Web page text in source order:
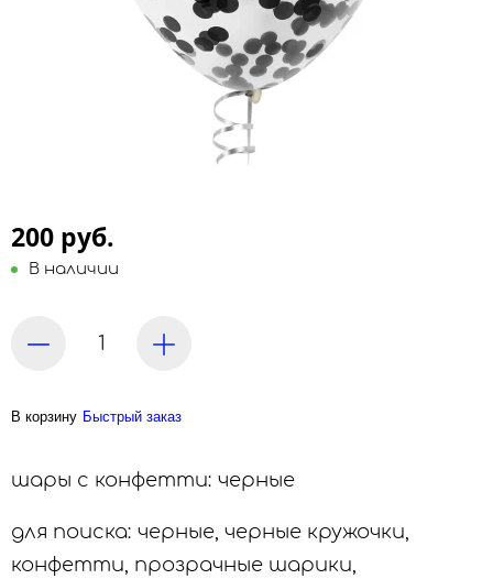
200 руб.
В наличии
В корзину Быстрый заказ
шары с конфетти: черные
для поиска: черные, черные кружочки,
конфетти, прозрачные шарики,